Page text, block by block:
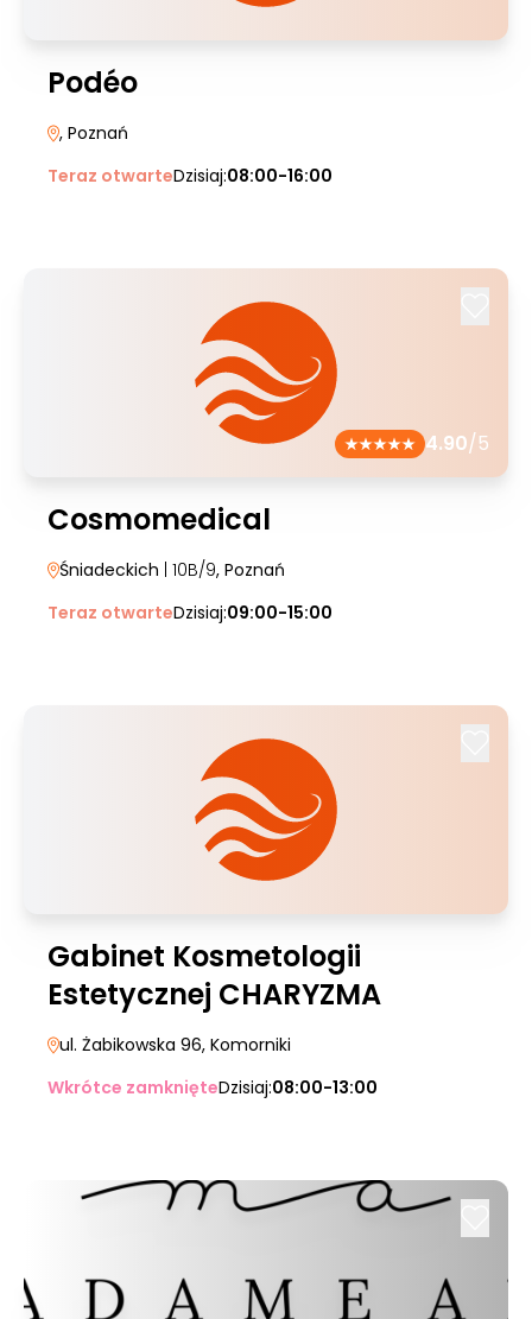
Podéo
, Poznań
Teraz otwarteDzisiaj:08:00-16:00
4.90/5
Cosmomedical
Śniadeckich | 10B/9, Poznań
Teraz otwarteDzisiaj:09:00-15:00
Gabinet Kosmetologii
Estetycznej CHARYZMA
ul. Żabikowska 96, Komorniki
Wkrótce zamknięteDzisiaj:08:00-13:00